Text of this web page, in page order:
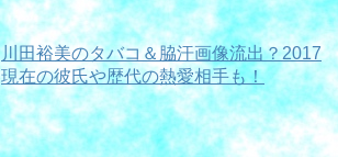
川田裕美のタバコ＆脇汗画像流出？2017
現在の彼氏や歴代の熱愛相手も！